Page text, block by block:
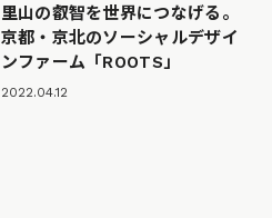
里山の叡智を世界につなげる。
京都・京北のソーシャルデザイ
ンファーム「ROOTS」
2022.04.12